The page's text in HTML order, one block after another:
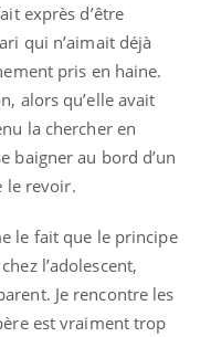
exprès d’être
qui n’aimait déjà
pris en haine.
alors qu’elle avait
la chercher en
baigner au bord d’un
le revoir.
le fait que le principe
l’adolescent,
Je rencontre les
est vraiment trop